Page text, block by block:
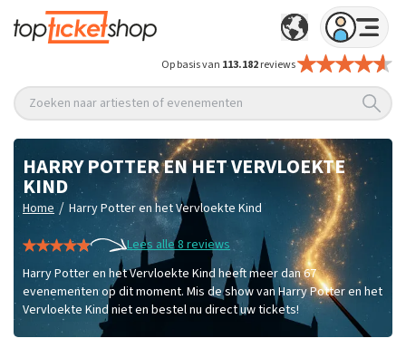
Op basis van 113.182reviews
Zoeken naar artiesten of evenementen
HARRY POTTER EN HET VERVLOEKTE
KIND
Home / Harry Potter en het Vervloekte Kind
Lees alle 8 reviews
Harry Potter en het Vervloekte Kind heeft meer dan 67
evenementen op dit moment. Mis de show van Harry Potter en het
Vervloekte Kind niet en bestel nu direct uw tickets!